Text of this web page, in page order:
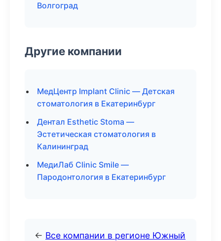
Волгоград
Другие компании
МедЦентр Implant Clinic — Детская
стоматология в Екатеринбург
Дентал Esthetic Stoma —
Эстетическая стоматология в
Калининград
МедиЛаб Clinic Smile —
Пародонтология в Екатеринбург
← Все компании в регионе Южный